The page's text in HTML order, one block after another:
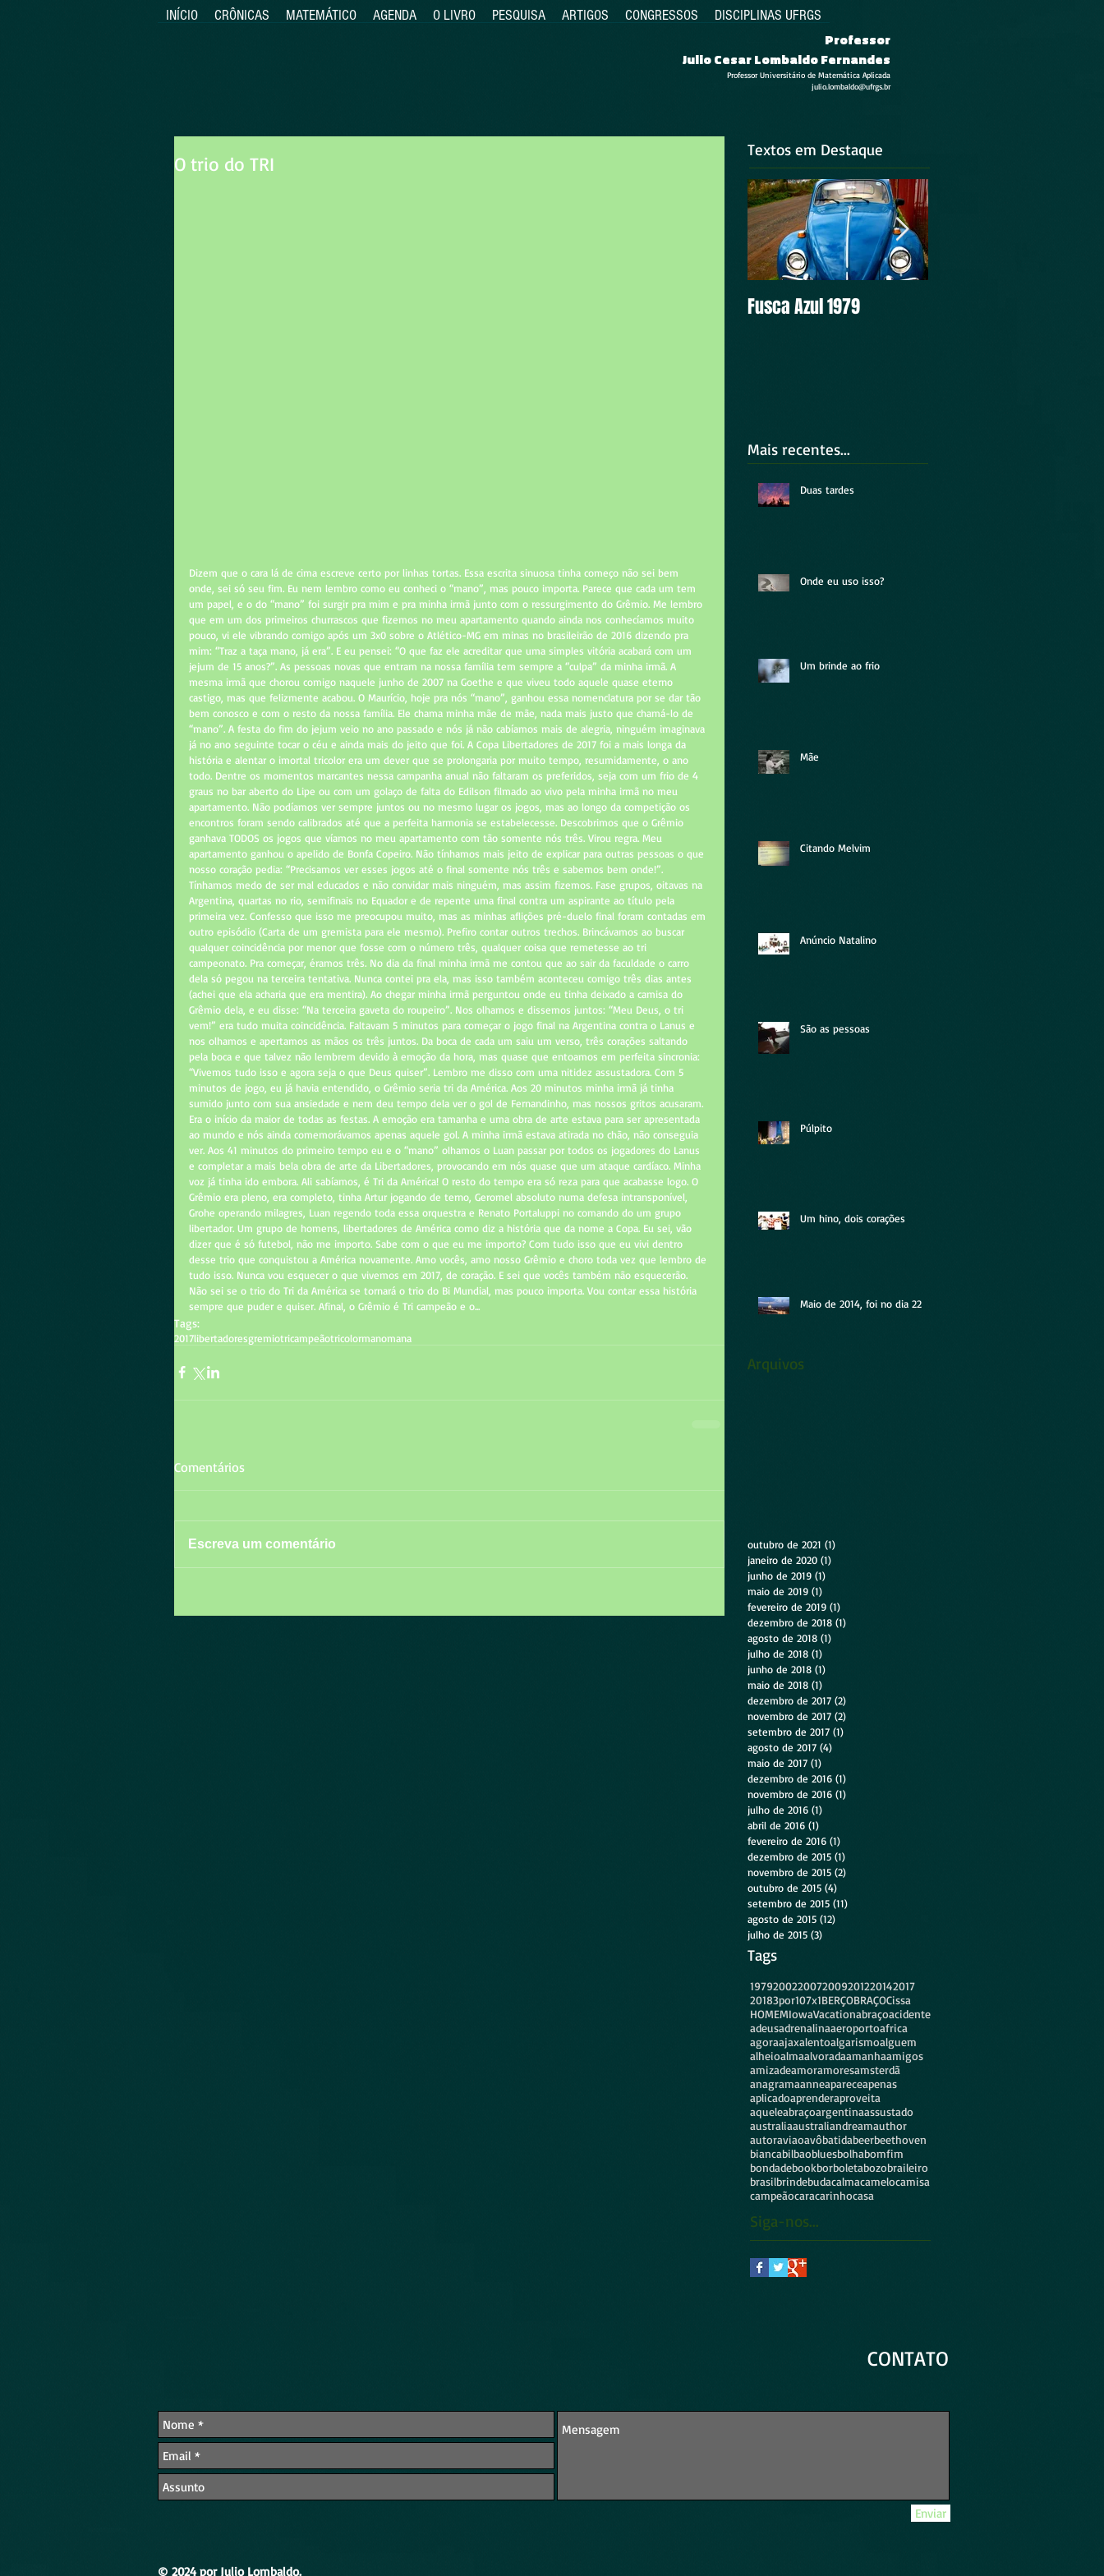
INÍCIO CRÔNICAS MATEMÁTICO AGENDA O LIVRO PESQUISA ARTIGOS CONGRESSOS DISCIPLINAS UFRGS
Professor
Julio Cesar Lombaldo Fernandes
Professor Universitário de Matemática Aplicada
julio.lombaldo@ufrgs.br
O trio do TRI
Dizem que o cara lá de cima escreve certo por linhas tortas. Essa escrita sinuosa tinha começo não sei bem
onde, sei só seu fim. Eu nem lembro como eu conheci o “mano”, mas pouco importa. Parece que cada um tem
um papel, e o do “mano” foi surgir pra mim e pra minha irmã junto com o ressurgimento do Grêmio. Me lembro
que em um dos primeiros churrascos que fizemos no meu apartamento quando ainda nos conhecíamos muito
pouco, vi ele vibrando comigo após um 3x0 sobre o Atlético-MG em minas no brasileirão de 2016 dizendo pra
mim: “Traz a taça mano, já era”. E eu pensei: “O que faz ele acreditar que uma simples vitória acabará com um
jejum de 15 anos?”. As pessoas novas que entram na nossa família tem sempre a “culpa” da minha irmã. A
mesma irmã que chorou comigo naquele junho de 2007 na Goethe e que viveu todo aquele quase eterno
castigo, mas que felizmente acabou. O Maurício, hoje pra nós “mano”, ganhou essa nomenclatura por se dar tão
bem conosco e com o resto da nossa família. Ele chama minha mãe de mãe, nada mais justo que chamá-lo de
“mano”. A festa do fim do jejum veio no ano passado e nós já não cabíamos mais de alegria, ninguém imaginava
já no ano seguinte tocar o céu e ainda mais do jeito que foi. A Copa Libertadores de 2017 foi a mais longa da
história e alentar o imortal tricolor era um dever que se prolongaria por muito tempo, resumidamente, o ano
todo. Dentre os momentos marcantes nessa campanha anual não faltaram os preferidos, seja com um frio de 4
graus no bar aberto do Lipe ou com um golaço de falta do Edilson filmado ao vivo pela minha irmã no meu
apartamento. Não podíamos ver sempre juntos ou no mesmo lugar os jogos, mas ao longo da competição os
encontros foram sendo calibrados até que a perfeita harmonia se estabelecesse. Descobrimos que o Grêmio
ganhava TODOS os jogos que víamos no meu apartamento com tão somente nós três. Virou regra. Meu
apartamento ganhou o apelido de Bonfa Copeiro. Não tínhamos mais jeito de explicar para outras pessoas o que
nosso coração pedia: “Precisamos ver esses jogos até o final somente nós três e sabemos bem onde!”.
Tínhamos medo de ser mal educados e não convidar mais ninguém, mas assim fizemos. Fase grupos, oitavas na
Argentina, quartas no rio, semifinais no Equador e de repente uma final contra um aspirante ao título pela
primeira vez. Confesso que isso me preocupou muito, mas as minhas aflições pré-duelo final foram contadas em
outro episódio (Carta de um gremista para ele mesmo). Prefiro contar outros trechos. Brincávamos ao buscar
qualquer coincidência por menor que fosse com o número três, qualquer coisa que remetesse ao tri
campeonato. Pra começar, éramos três. No dia da final minha irmã me contou que ao sair da faculdade o carro
dela só pegou na terceira tentativa. Nunca contei pra ela, mas isso também aconteceu comigo três dias antes
(achei que ela acharia que era mentira). Ao chegar minha irmã perguntou onde eu tinha deixado a camisa do
Grêmio dela, e eu disse: “Na terceira gaveta do roupeiro”. Nos olhamos e dissemos juntos: “Meu Deus, o tri
vem!” era tudo muita coincidência. Faltavam 5 minutos para começar o jogo final na Argentina contra o Lanus e
nos olhamos e apertamos as mãos os três juntos. Da boca de cada um saiu um verso, três corações saltando
pela boca e que talvez não lembrem devido à emoção da hora, mas quase que entoamos em perfeita sincronia:
“Vivemos tudo isso e agora seja o que Deus quiser”. Lembro me disso com uma nitidez assustadora. Com 5
minutos de jogo, eu já havia entendido, o Grêmio seria tri da América. Aos 20 minutos minha irmã já tinha
sumido junto com sua ansiedade e nem deu tempo dela ver o gol de Fernandinho, mas nossos gritos acusaram.
Era o início da maior de todas as festas. A emoção era tamanha e uma obra de arte estava para ser apresentada
ao mundo e nós ainda comemorávamos apenas aquele gol. A minha irmã estava atirada no chão, não conseguia
ver. Aos 41 minutos do primeiro tempo eu e o “mano” olhamos o Luan passar por todos os jogadores do Lanus
e completar a mais bela obra de arte da Libertadores, provocando em nós quase que um ataque cardíaco. Minha
voz já tinha ido embora. Ali sabíamos, é Tri da América! O resto do tempo era só reza para que acabasse logo. O
Grêmio era pleno, era completo, tinha Artur jogando de terno, Geromel absoluto numa defesa intransponível,
Grohe operando milagres, Luan regendo toda essa orquestra e Renato Portaluppi no comando do um grupo
libertador. Um grupo de homens, libertadores de América como diz a história que da nome a Copa. Eu sei, vão
dizer que é só futebol, não me importo. Sabe com o que eu me importo? Com tudo isso que eu vivi dentro
desse trio que conquistou a América novamente. Amo vocês, amo nosso Grêmio e choro toda vez que lembro de
tudo isso. Nunca vou esquecer o que vivemos em 2017, de coração. E sei que vocês também não esquecerão.
Não sei se o trio do Tri da América se tornará o trio do Bi Mundial, mas pouco importa. Vou contar essa história
sempre que puder e quiser. Afinal, o Grêmio é Tri campeão e o...
Tags:
2017libertadoresgremiotricampeãotricolormanomana
Comentários
Escreva um comentário
Textos em Destaque
Fusca Azul 1979
Mais recentes...
Duas tardes
Onde eu uso isso?
Um brinde ao frio
Mãe
Citando Melvim
Anúncio Natalino
São as pessoas
Púlpito
Um hino, dois corações
Maio de 2014, foi no dia 22
Arquivos
outubro de 2021 (1)
janeiro de 2020 (1)
junho de 2019 (1)
maio de 2019 (1)
fevereiro de 2019 (1)
dezembro de 2018 (1)
agosto de 2018 (1)
julho de 2018 (1)
junho de 2018 (1)
maio de 2018 (1)
dezembro de 2017 (2)
novembro de 2017 (2)
setembro de 2017 (1)
agosto de 2017 (4)
maio de 2017 (1)
dezembro de 2016 (1)
novembro de 2016 (1)
julho de 2016 (1)
abril de 2016 (1)
fevereiro de 2016 (1)
dezembro de 2015 (1)
novembro de 2015 (2)
outubro de 2015 (4)
setembro de 2015 (11)
agosto de 2015 (12)
julho de 2015 (3)
Tags
1979200220072009201220142017
20183por107x1BERÇOBRAÇOCissa
HOMEMIowaVacationabraçoacidente
adeusadrenalinaaeroportoafrica
agoraajaxalentoalgarismoalguem
alheioalmaalvoradaamanhaamigos
amizadeamoramoresamsterdã
anagramaanneapareceapenas
aplicadoaprenderaproveita
aqueleabraçoargentinaassustado
australiaaustraliandreamauthor
autoraviaoavôbatidabeerbeethoven
biancabilbaobluesbolhabomfim
bondadebookborboletabozobraileiro
brasilbrindebudacalmacamelocamisa
campeãocaracarinhocasa
Siga-nos...
CONTATO
Enviar
© 2024 por Julio Lombaldo.